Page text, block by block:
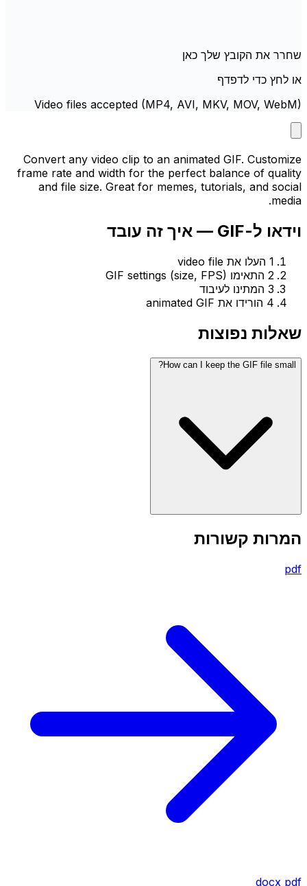
שחרר את הקובץ שלך כאן
או לחץ כדי לדפדף
Video files accepted (MP4, AVI, MKV, MOV, WebM)
Convert any video clip to an animated GIF. Customize
frame rate and width for the perfect balance of quality
and file size. Great for memes, tutorials, and social
media.
וידאו ל-GIF — איך זה עובד
1 העלו את video file
2 התאימו GIF settings (size, FPS)
3 המתינו לעיבוד
4 הורידו את animated GIF
שאלות נפוצות
How can I keep the GIF file small?
המרות קשורות
pdf
docx pdf